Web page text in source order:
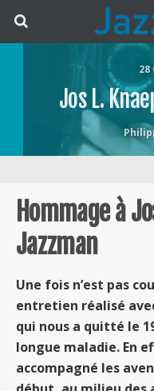
28
Jos L.
Hommage à
Jazzman
Une fois n’est pas
entretien réalisé
qui nous a quitté le
longue maladie. En
accompagné les